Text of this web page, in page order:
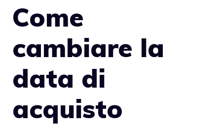
Come
cambiare la
data di
acquisto